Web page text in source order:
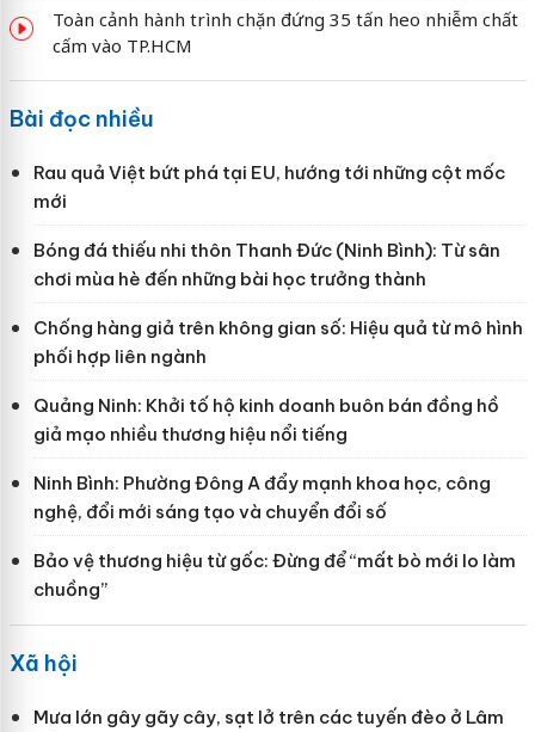
Toàn cảnh hành trình chặn đứng 35 tấn heo nhiễm chất
cấm vào TP.HCM
Bài đọc nhiều
Rau quả Việt bứt phá tại EU, hướng tới những cột mốc
mới
Bóng đá thiếu nhi thôn Thanh Đức (Ninh Bình): Từ sân
chơi mùa hè đến những bài học trưởng thành
Chống hàng giả trên không gian số: Hiệu quả từ mô hình
phối hợp liên ngành
Quảng Ninh: Khởi tố hộ kinh doanh buôn bán đồng hồ
giả mạo nhiều thương hiệu nổi tiếng
Ninh Bình: Phường Đông A đẩy mạnh khoa học, công
nghệ, đổi mới sáng tạo và chuyển đổi số
Bảo vệ thương hiệu từ gốc: Đừng để “mất bò mới lo làm
chuồng”
Xã hội
Mưa lớn gây gãy cây, sạt lở trên các tuyến đèo ở Lâm